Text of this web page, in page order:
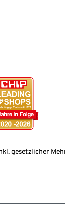
gesetzlicher